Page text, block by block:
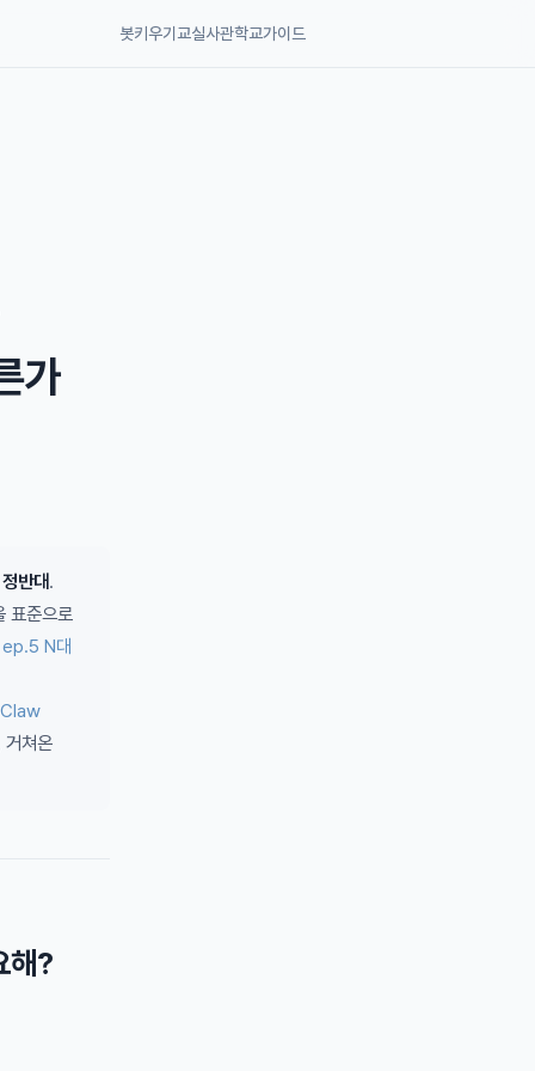
봇키우기교실사관학교가이드
가
반대.
표준으로
ep.5 N대
거쳐온
해?